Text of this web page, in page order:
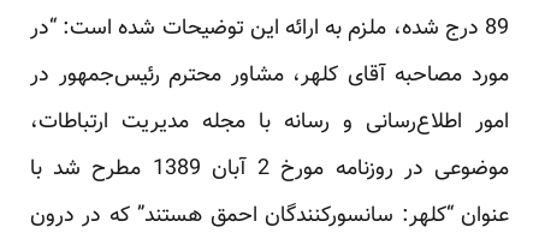
89 درج شده، ملزم به ارائه این توضیحات شده است: “در
مورد مصاحبه آقای کلهر، مشاور محترم رئیس‌جمهور در
امور اطلاع‌رسانی و رسانه با مجله مدیریت ارتباطات،
موضوعی در روزنامه مورخ 2 آبان 1389 مطرح شد با
عنوان “کلهر: سانسورکنندگان احمق هستند” که در درون